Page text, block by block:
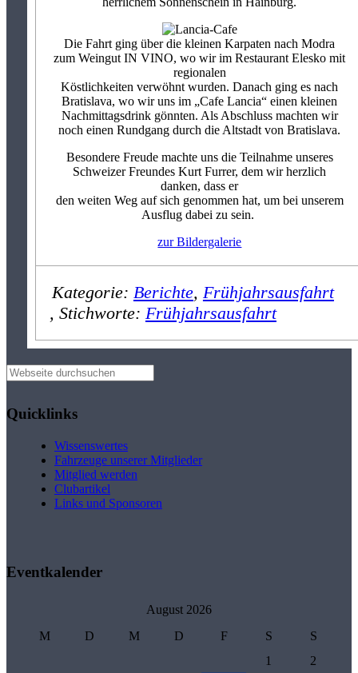
Die Fahrt ging über die kleinen Karpaten nach Modra
zum Weingut IN VINO, wo wir im Restaurant Elesko mit
regionalen
Köstlichkeiten verwöhnt wurden. Danach ging es nach
Bratislava, wo wir uns im „Cafe Lancia“ einen kleinen
Nachmittagsdrink gönnten. Als Abschluss machten wir
noch einen Rundgang durch die Altstadt von Bratislava.
Besondere Freude machte uns die Teilnahme unseres
Schweizer Freundes Kurt Furrer, dem wir herzlich
danken, dass er
den weiten Weg auf sich genommen hat, um bei unserem
Ausflug dabei zu sein.
zur Bildergalerie
Kategorie: Berichte, Frühjahrsausfahrt
Stichworte: Frühjahrsausfahrt
Seitenspalte
Webseite
durchsuchen
Quicklinks
Wissenswertes
Fahrzeuge unserer Mitglieder
Mitglied werden
Clubartikel
Links und Sponsoren
Eventkalender
August 2026
M
D M D F S
S
1
2